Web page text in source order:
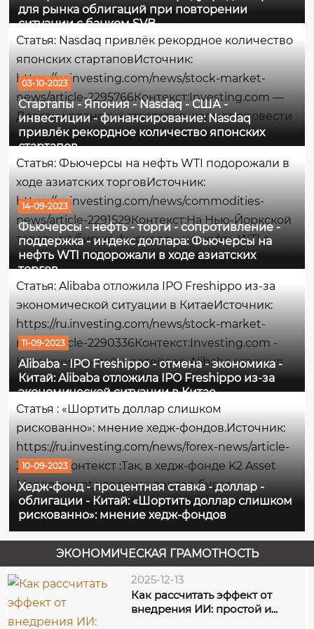
облигаций достигла максимума, не
одной из самых экстремальных распродаж
облигаций США в истории. По традиции,
когда...
для рынка облигаций при повторении
ситуации с банком SVB
Статья: Nasdaq привлёк рекордное количество
японских стартаповИсточник:
https://ru.investing.com/news/stock-market-
news/article-2295766Контекст:Investing.com —
Десятки японских стартапов желают провести
листинг на бирже Nasdaq в ближайшие
предпринимателей больше не
заинтересовано в...
03-10-2023
Стартапы - Япония - Nasdaq - США -
инвестиции - финансирование: Nasdaq
привлёк рекордное количество японских
стартапов
Статья: Фьючерсы на нефть WTI подорожали в
ходе азиатских торговИсточник:
https://ru.investing.com/news/commodities-
news/article-2291529Контекст:На Нью-Йоркской
товарной бирже фьючерсы на нефть WTI с
поставкой в октябре торгуются по цене 88,86
данного комментария поднявшись на
0,38%.Максимумом сессии...
14-09-2023
Фьючерсы - нефть - торги - сопротивление -
поддержка - индекс доллара: Фьючерсы на
нефть WTI подорожали в ходе азиатских
торгов
Статья: Alibaba отложила IPO Freshippo из-за
экономической ситуации в КитаеИсточник:
https://ru.investing.com/news/stock-market-
news/article-2290336Контекст:Investing.com -
Китайский онлайн-ретейлер Alibaba отложил
первичное размещение акций своей
слабого интереса к акциям потребительского
сектора,...
11-09-2023
Alibaba - IPO Freshippo - отмена - экономика -
Китай: Alibaba отложила IPO Freshippo из-за
экономической ситуации в Китае
Статья : «Шортить доллар слишком
рискованно»: мнение хедж-фондов.Источник:
https://ru.investing.com/news/forex-news/article-
2290295Контекст :Так, в хедж-фонде K2 Asset
Management уверены: доллар будет
продолжать расти, поскольку процентная
ставка в США пока повышенная, а фонд AVM
Capital ожидает, что рост доходности
казначейских...
10-09-2023
Хедж-фонд - процентная ставка - доллар -
облигации - Китай: «Шортить доллар слишком
рискованно»: мнение хедж-фондов
ЭКОНОМИЧЕСКАЯ ГРАМОТНОСТЬ
2025-12-13
Как рассчитать эффект от
внедрения ИИ: простой и...